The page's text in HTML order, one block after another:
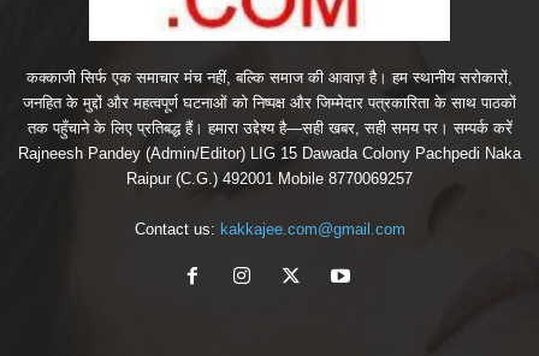
कक्काजी सिर्फ एक समाचार मंच नहीं, बल्कि समाज की आवाज़ है। हम स्थानीय सरोकारों,
जनहित के मुद्दों और महत्वपूर्ण घटनाओं को निष्पक्ष और जिम्मेदार पत्रकारिता के साथ पाठकों
तक पहुँचाने के लिए प्रतिबद्ध हैं। हमारा उद्देश्य है—सही खबर, सही समय पर। सम्पर्क करें
Rajneesh Pandey (Admin/Editor) LIG 15 Dawada Colony Pachpedi Naka
Raipur (C.G.) 492001 Mobile 8770069257
Contact us: kakkajee.com@gmail.com